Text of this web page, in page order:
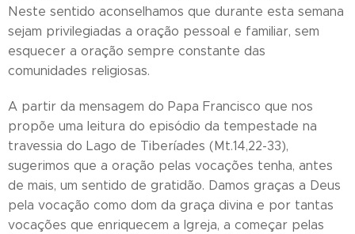
Neste sentido aconselhamos que durante esta semana
sejam privilegiadas a oração pessoal e familiar, sem
esquecer a oração sempre constante das
comunidades religiosas.
A partir da mensagem do Papa Francisco que nos
propõe uma leitura do episódio da tempestade na
travessia do Lago de Tiberíades (Mt.14,22-33),
sugerimos que a oração pelas vocações tenha, antes
de mais, um sentido de gratidão. Damos graças a Deus
pela vocação como dom da graça divina e por tantas
vocações que enriquecem a Igreja, a começar pelas